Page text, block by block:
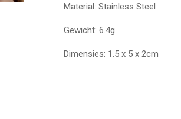
Material: Stainless Steel
Gewicht: 6.4g
Dimensies: 1.5 x 5 x 2cm